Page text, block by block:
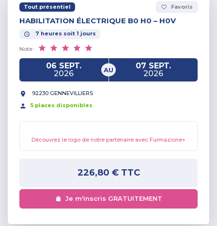
Tout présentiel favorite_border Favoris
HABILITATION ÉLECTRIQUE B0 H0 – H0V
7 heures soit 1 jours
Note :
06 SEPT.
2026
AU
07 SEPT.
2026
92230 GENNEVILLIERS
5 places disponibles
Découvrez le logo de notre partenaire avec Furmazione+
226,80 €TTC
Je m'inscris GRATUITEMENT